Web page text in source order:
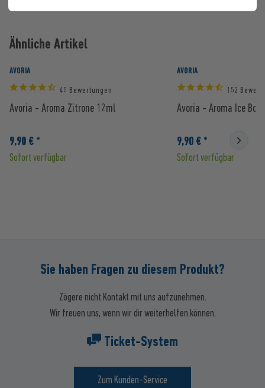
Ähnliche Artikel
AVORIA
45 Bewertungen
Avoria - Aroma Zitrone 12ml
9,90 € *
Sofort verfügbar
AVORIA
152
Avoria - Aroma Ice
9,90 € *
Sofort verfügbar
Sie haben Fragen zu diesem Produkt?
Zögere nicht Kontakt mit uns aufzunehmen.
Wir freuen uns, wenn wir dir weiterhelfen können.
Ticket-System
Zum Kunden-Service